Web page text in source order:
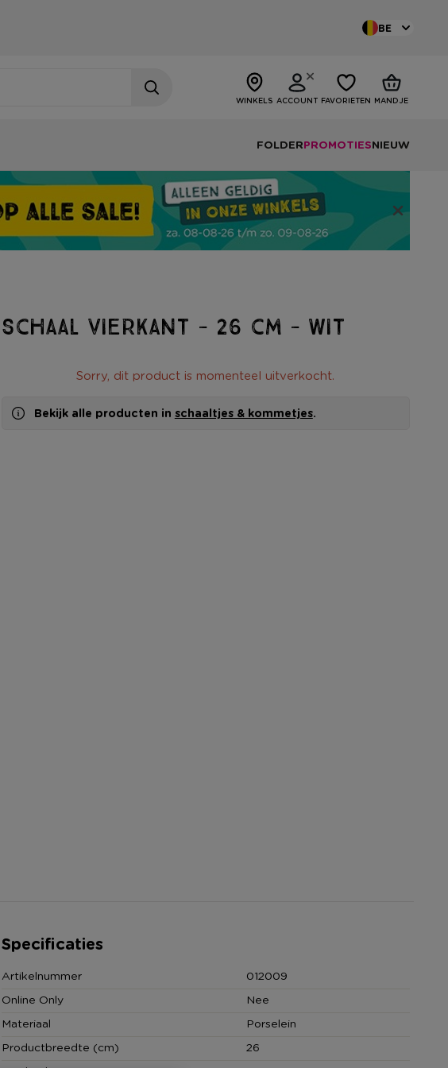
BE
WINKELS ACCOUNT FAVORIETEN MANDJE
FOLDERPROMOTIESNIEUW
Schaal vierkant - 26 cm - wit
Sorry, dit product is momenteel uitverkocht.
Bekijk alle producten in schaaltjes & kommetjes.
Specificaties
Artikelnummer
012009
Online Only
Nee
Materiaal
Porselein
Productbreedte (cm)
26